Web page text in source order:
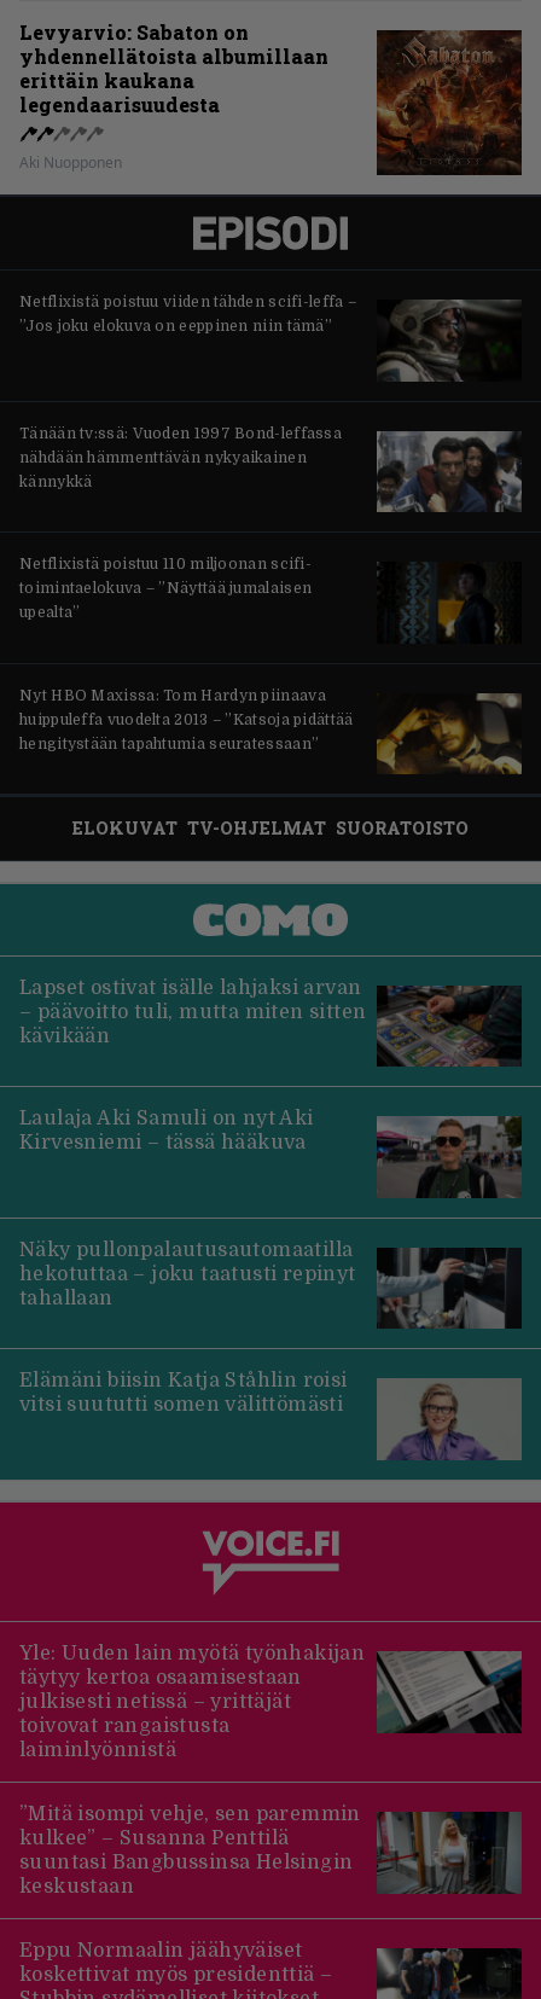
Levyarvio: Sabaton on
yhdennellätoista albumillaan
erittäin kaukana
legendaarisuudesta
Aki Nuopponen
Netflixistä poistuu viiden tähden scifi-leffa –
”Jos joku elokuva on eeppinen niin tämä”
Tänään tv:ssä: Vuoden 1997 Bond-leffassa
nähdään hämmenttävän nykyaikainen
kännykkä
Netflixistä poistuu 110 miljoonan scifi-
toimintaelokuva – ”Näyttää jumalaisen
upealta”
Nyt HBO Maxissa: Tom Hardyn piinaava
huippuleffa vuodelta 2013 – ”Katsoja pidättää
hengitystään tapahtumia seuratessaan”
ELOKUVAT TV-OHJELMAT SUORATOISTO
Lapset ostivat isälle lahjaksi arvan
– päävoitto tuli, mutta miten sitten
kävikään
Laulaja Aki Samuli on nyt Aki
Kirvesniemi – tässä hääkuva
Näky pullonpalautusautomaatilla
hekotuttaa – joku taatusti repinyt
tahallaan
Elämäni biisin Katja Ståhlin roisi
vitsi suututti somen välittömästi
Yle: Uuden lain myötä työnhakijan
täytyy kertoa osaamisestaan
julkisesti netissä – yrittäjät
toivovat rangaistusta
laiminlyönnistä
”Mitä isompi vehje, sen paremmin
kulkee” – Susanna Penttilä
suuntasi Bangbussinsa Helsingin
keskustaan
Eppu Normaalin jäähyväiset
koskettivat myös presidenttiä –